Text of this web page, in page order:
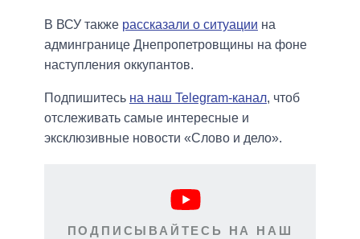
В ВСУ также рассказали о ситуации на
админгранице Днепропетровщины на фоне
наступления оккупантов.
Подпишитесь на наш Telegram-канал, чтоб
отслеживать самые интересные и
эксклюзивные новости «Слово и дело».
ПОДПИСЫВАЙТЕСЬ НА НАШ